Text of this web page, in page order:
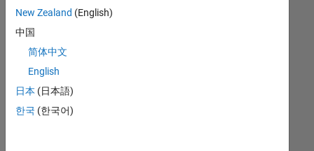
Stellen
können,
die
Ihren
entsprechen,
werden
New Zealand (English)
中国
简体中文
English
日本 (日本語)
한국 (한국어)